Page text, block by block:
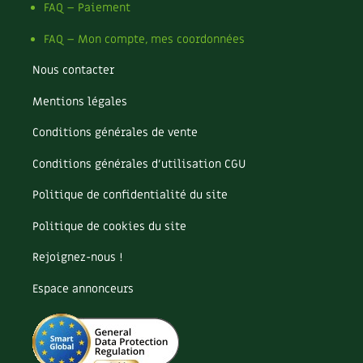
Soins et cosmétiques au naturel
Société et alternatives
Autonomie
Enfants
Archives
FAQ – Paiement
FAQ – Mon compte, mes coordonnées
Nous contacter
Mentions légales
Conditions générales de vente
Conditions générales d’utilisation CGU
Politique de confidentialité du site
Politique de cookies du site
Rejoignez-nous !
Espace annonceurs